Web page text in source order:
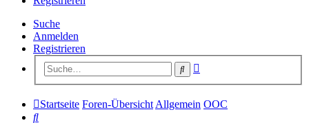
Suche
Anmelden
Registrieren
Suche
Startseite Foren-Übersicht Allgemein OOC
Suche